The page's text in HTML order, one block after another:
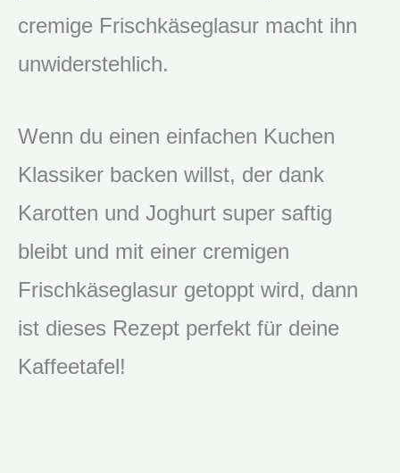
cremige Frischkäseglasur macht ihn
unwiderstehlich.
Wenn du einen einfachen Kuchen
Klassiker backen willst, der dank
Karotten und Joghurt super saftig
bleibt und mit einer cremigen
Frischkäseglasur getoppt wird, dann
ist dieses Rezept perfekt für deine
Kaffeetafel!